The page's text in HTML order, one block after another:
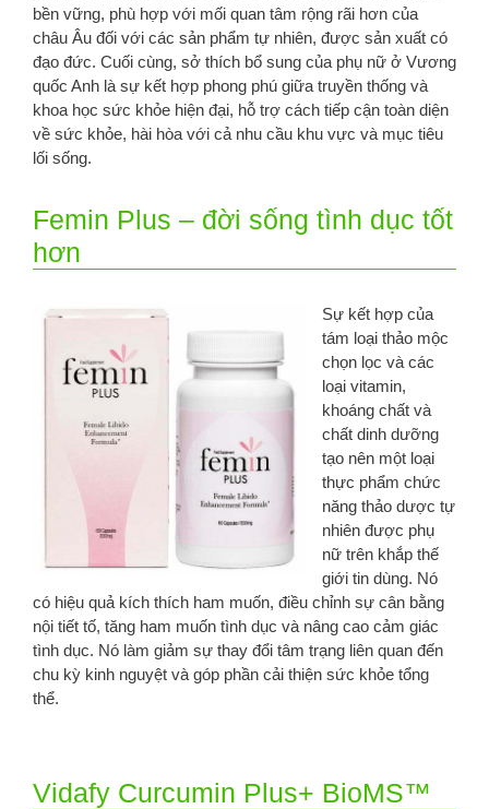
bền vững, phù hợp với mối quan tâm rộng rãi hơn của
châu Âu đối với các sản phẩm tự nhiên, được sản xuất có
đạo đức. Cuối cùng, sở thích bổ sung của phụ nữ ở Vương
quốc Anh là sự kết hợp phong phú giữa truyền thống và
khoa học sức khỏe hiện đại, hỗ trợ cách tiếp cận toàn diện
về sức khỏe, hài hòa với cả nhu cầu khu vực và mục tiêu
lối sống.
Femin Plus – đời sống tình dục tốt
hơn
Sự kết hợp của
tám loại thảo mộc
chọn lọc và các
loại vitamin,
khoáng chất và
chất dinh dưỡng
tạo nên một loại
thực phẩm chức
năng thảo dược tự
nhiên được phụ
nữ trên khắp thế
giới tin dùng. Nó
có hiệu quả kích thích ham muốn, điều chỉnh sự cân bằng
nội tiết tố, tăng ham muốn tình dục và nâng cao cảm giác
tình dục. Nó làm giảm sự thay đổi tâm trạng liên quan đến
chu kỳ kinh nguyệt và góp phần cải thiện sức khỏe tổng
thể.
Vidafy Curcumin Plus+ BioMS™